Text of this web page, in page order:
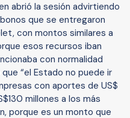
abrió la sesión advirtiendo
que se entregaron
con montos similares a
esos recursos iban
con normalidad
“el Estado no puede ir
con aportes de US$
millones a los más
porque es un monto que